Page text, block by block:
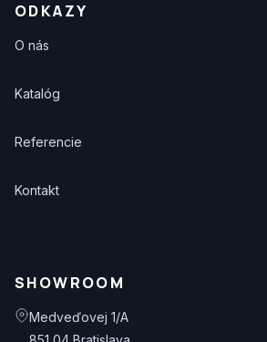
ODKAZY
O nás
Katalóg
Referencie
Kontakt
SHOWROOM
Medveďovej 1/A